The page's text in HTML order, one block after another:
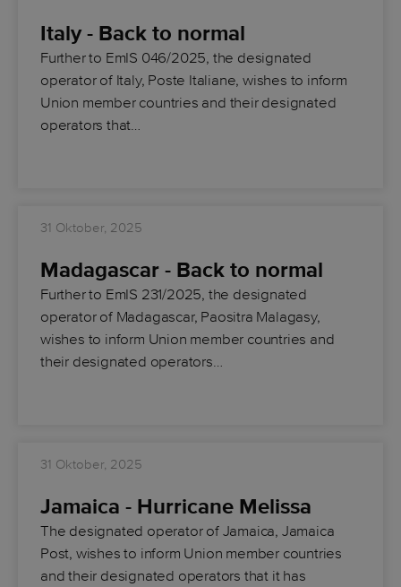
Italy - Back to normal
Further to EmIS 046/2025, the designated
operator of Italy, Poste Italiane, wishes to inform
Union member countries and their designated
operators that…
31 Oktober, 2025
Madagascar - Back to normal
Further to EmIS 231/2025, the designated
operator of Madagascar, Paositra Malagasy,
wishes to inform Union member countries and
their designated operators…
31 Oktober, 2025
Jamaica - Hurricane Melissa
The designated operator of Jamaica, Jamaica
Post, wishes to inform Union member countries
and their designated operators that it has